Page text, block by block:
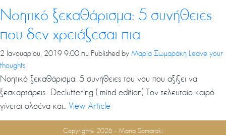
Podcasts
Blog
Επικοινωνία
Νοητικό ξεκαθάρισμα: 5 συνήθειες
που δεν χρειάζεσαι πια
2 Ιανουαρίου, 2019 9:00 πμ Published by Μαρία Σωμαράκη Leave your
thoughts
Νοητικό ξεκαθάρισμα: 5 συνήθειες του νου που αξίζει να
ξεσκαρτάρεις Decluttering ( mind edition) Τον τελευταίο καιρό
γίνεται ολοένα και... View Article
Copyright© 2026 - Maria Somaraki